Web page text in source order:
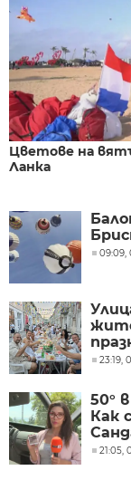
Цветове на
Ланка
09:09,
23:19,
50°
Как
21:05,